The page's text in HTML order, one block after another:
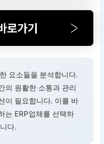
요소들을 분석합니다.
의 원활한 소통과 관리
이 필요합니다. 이를 바
는 ERP업체를 선택하
다.